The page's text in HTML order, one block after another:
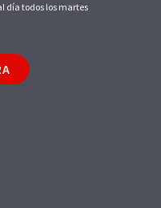
día todos los martes